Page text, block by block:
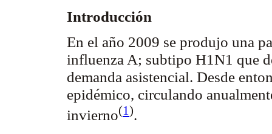
Introducción
En el año 2009 se produjo una
influenza A; subtipo H1N1 que
demanda asistencial. Desde
epidémico, circulando
invierno(1).